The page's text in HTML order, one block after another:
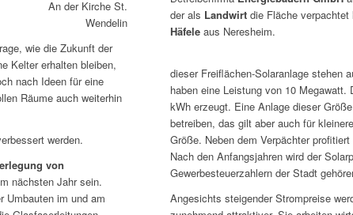
An der Kirche St.
Wendelin
wie die Zukunft der
Kelter erhalten bleiben,
nach Ideen für eine
Räume auch weiterhin
werden.
von
nächsten Jahr sein.
Umbauten im und am
der als Landwirt die Fläche verpachtet
Häfele aus Neresheim.
dieser Freiflächen-Solaranlage stehen
haben eine Leistung von 10 Megawatt.
kWh erzeugt. Eine Anlage dieser
betreiben, das gilt aber auch für
Größe. Neben dem Verpächter
Nach den Anfangsjahren wird der
Gewerbesteuerzahlern der Stadt
Angesichts steigender Strompreise